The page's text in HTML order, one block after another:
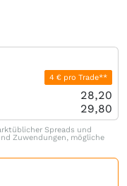
4 € pro Trade**
28,20
29,80
Spreads und
Zuwendungen, mögliche